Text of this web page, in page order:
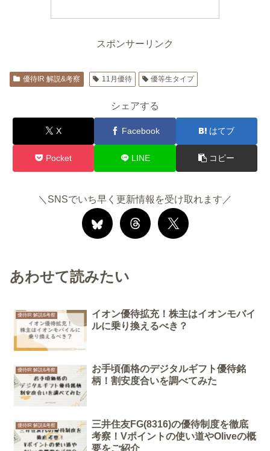
スポンサーリンク
優待IR 解説&考察 11月優待 優等生タイプ
シェアする
X Facebook はてブ
Pocket LINE コピー
＼SNSでいち早く更新情報を受け取れます／
あわせて読みたい
優待IR 解説&考察
イオン優待拡充！株主はイオンモバイ
ルに乗り換えるべき？
優待IR 解説&考察
お手頃価格のデジタルギフト優待銘
柄！割安度合いを調べてみた
優待IR 解説&考察
三井住友FG(8316)の優待制度を徹底
考察！Vポイントの使い道やOliveの概
要をご紹介